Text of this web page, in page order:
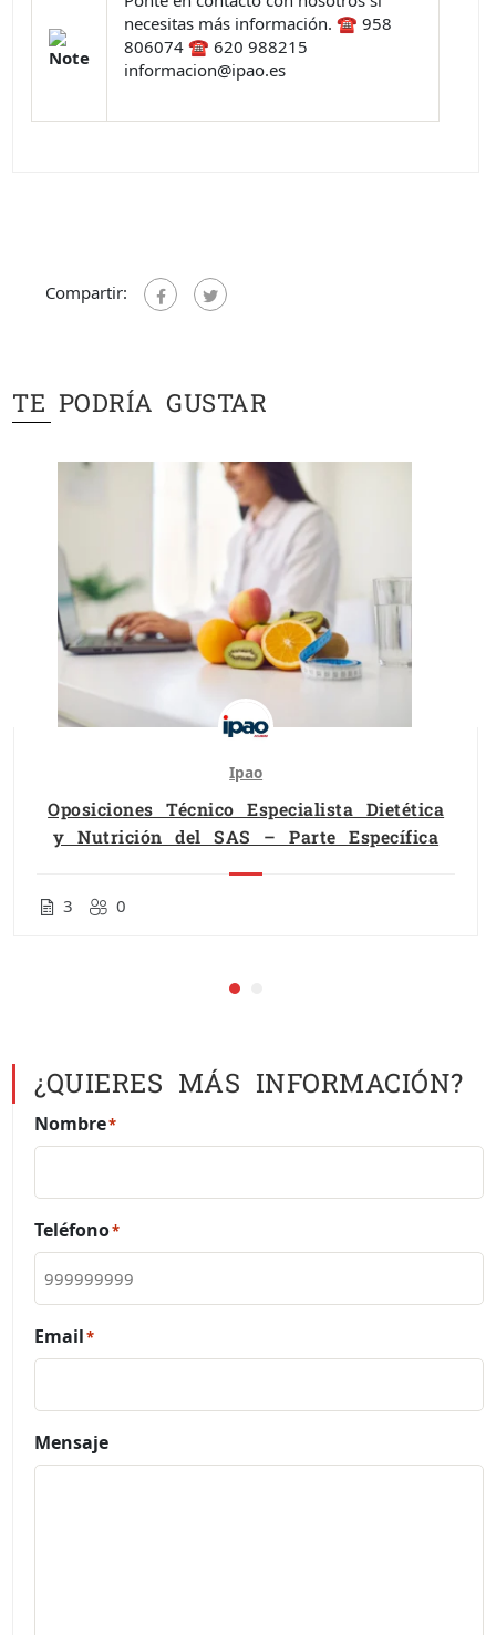
necesitas más información. ☎ 958
806074 ☎ 620 988215
informacion@ipao.es
Compartir:
TE PODRÍA GUSTAR
Ipao
Oposiciones Técnico Especialista Dietética
y Nutrición del SAS – Parte Específica
3 0
¿QUIERES MÁS INFORMACIÓN?
Nombre*
Teléfono*
Email*
Mensaje